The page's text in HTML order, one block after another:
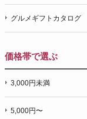
グルメギフトカタログ
価格帯で選ぶ
3,000円未満
5,000円〜